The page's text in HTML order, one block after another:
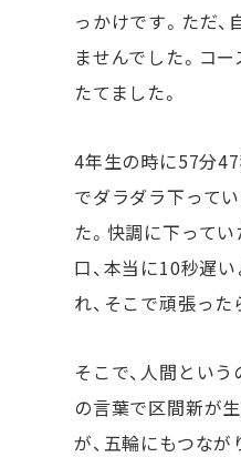
っかけです。ただ
ませんでした。コ
たてました。
4年生の時に57分
でダラダラ下って
た。快調に下って
口、本当に10秒遅い
れ、そこで頑張っ
そこで、人間とい
の言葉で区間新が
が、五輪にもつなが